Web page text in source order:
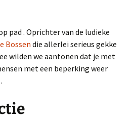
pad . Oprichter van de ludieke
Bossen die allerlei serieus gekke
wilden we aantonen dat je met
met een beperking weer